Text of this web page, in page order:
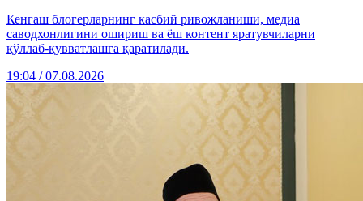
Кенгаш блогерларнинг касбий ривожланиши, медиа
саводхонлигини ошириш ва ёш контент яратувчиларни
қўллаб-қувватлашга қаратилади.
19:04 / 07.08.2026